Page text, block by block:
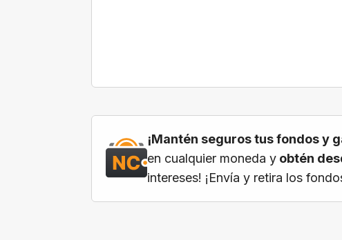
¡Mantén seguros tus fondos y
en cualquier moneda y obtén
intereses! ¡Envía y retira los